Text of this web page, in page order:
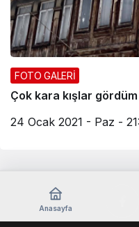
FOTO GALERİ
Çok kara kışlar
24 Ocak 2021 - Paz -
Anasayfa